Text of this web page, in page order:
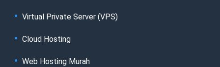
Virtual Private Server (VPS)
Cloud Hosting
Web Hosting Murah